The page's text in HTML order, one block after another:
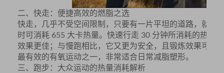
二、快走：便捷高效的燃脂之选
快走，几乎不受空间限制，只要有一片平坦的道路，就能
时可消耗 655 大卡热量。快速行走 30 分钟所消耗的热量
效果更佳；与慢跑相比，它又更为安全，且锻炼效果可高
最有效的有氧运动之一，非常适合日常减脂塑形。
三、跑步：大众运动的热量消耗解析